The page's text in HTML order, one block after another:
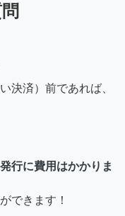
決済）前であれば、
行に費用はかかりま
できます！